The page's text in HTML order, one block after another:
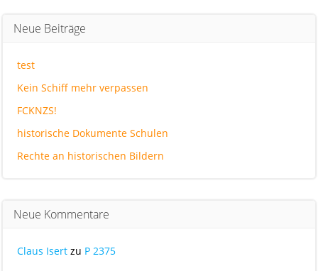
Neue Beiträge
test
Kein Schiff mehr verpassen
FCKNZS!
historische Dokumente Schulen
Rechte an historischen Bildern
Neue Kommentare
Claus Isert zu P 2375